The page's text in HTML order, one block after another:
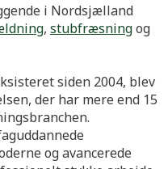
i Nordsjælland
, stubfræsningog
siden 2004, blev
der har mere end 15
og avancerede